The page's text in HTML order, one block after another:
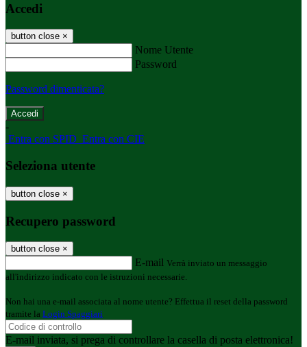
Accedi
button close ×
Nome Utente
Password
Password dimenticata?
-
Entra con SPID Entra con CIE
Seleziona utente
button close ×
Recupero password
button close ×
E-mail Verrà inviato un messaggio
all'indirizzo indicato con le istruzioni necessarie.
Non hai una e-mail associata al nome utente? Effettua il reset della password
tramite la Login Spaggiari
E-mail inviata, si prega di controllare la casella di posta elettronica!